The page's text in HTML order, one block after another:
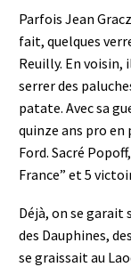
Parfois Jean
fait, quelques
Reuilly. En
serrer des
patate. Avec sa
quinze ans pro en
Ford. Sacré
France” et 5
Déjà, on se garait
des Dauphines,
se graissait au